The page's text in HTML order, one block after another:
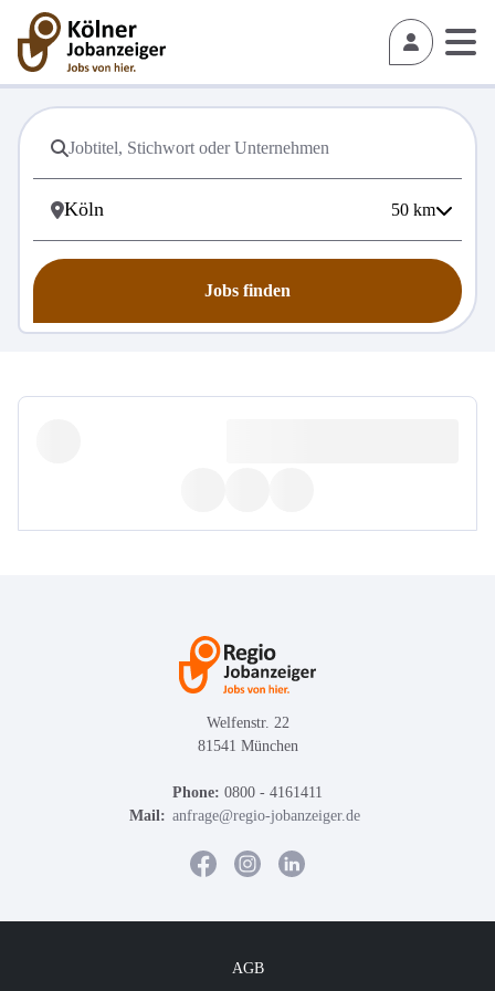
50 km
Jobs finden
Welfenstr. 22
81541 München
Phone: 0800 - 4161411
Mail: anfrage@regio-jobanzeiger.de
AGB